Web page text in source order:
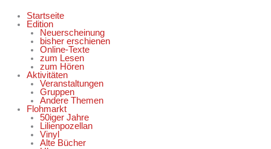
Startseite
Edition
Neuerscheinung
bisher erschienen
Online-Texte
zum Lesen
zum Hören
Aktivitäten
Veranstaltungen
Gruppen
Andere Themen
Flohmarkt
50iger Jahre
Lilienpozellan
Vinyl
Alte Bücher